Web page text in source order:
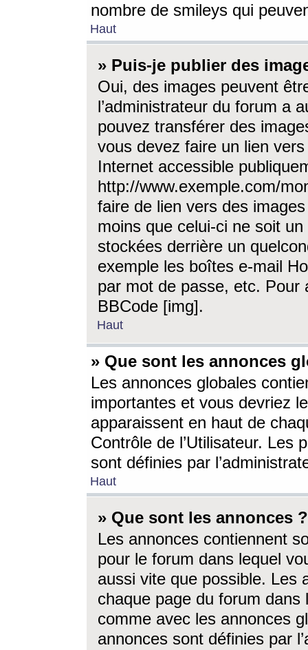
nombre de smileys qui
Haut
» Puis-je publier des
Oui, des images peuvent
l’administrateur du forum a
pouvez transférer des
vous devez faire un lien
Internet accessible
http://www.exemple.com/
faire de lien vers des
moins que celui-ci ne soit
stockées derrière un
exemple les boîtes e-mail
par mot de passe, etc. Pour
BBCode [img].
Haut
» Que sont les annonces
Les annonces globales
importantes et vous devriez
apparaissent en haut de
Contrôle de l’Utilisateur. Les
sont définies par
Haut
» Que sont les annonces ?
Les annonces contiennent
pour le forum dans lequel
aussi vite que possible. Les
chaque page du forum dans
comme avec les annonces
annonces sont définies par